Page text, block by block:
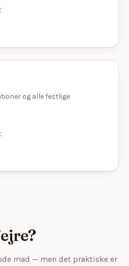
og alle festlige
mad — men det praktiske er